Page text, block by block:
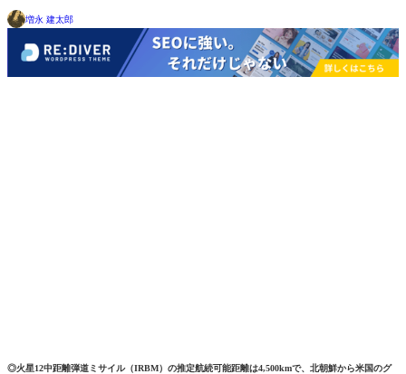
増永 建太郎
◎火星12中距離弾道ミサイル（IRBM）の推定航続可能距離は4,500kmで、北朝鮮から米国のグ